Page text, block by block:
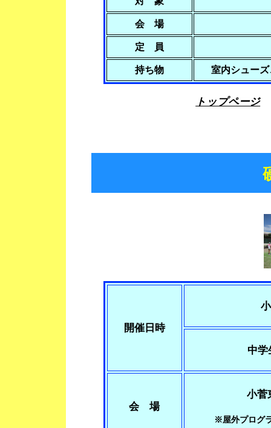
会 場
定 員
持ち物 室内シュー
トップページ
開催日時
中
会 場
小菅
※屋外プログ